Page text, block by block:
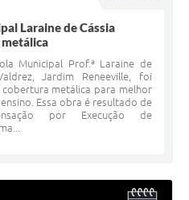
Laraine de Cássia
Municipal Prof.ª Laraine de
Jardim Reneeville, foi
metálica para melhor
Essa obra é resultado de
por Execução de